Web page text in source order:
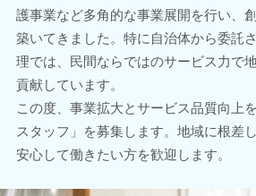
護事業など多角的な事業展開を行い、
築いてきました。特に自治体から委託
理では、民間ならではのサービス力で
貢献しています。
この度、事業拡大とサービス品質向上
スタッフ」を募集します。地域に根差
安心して働きたい方を歓迎します。